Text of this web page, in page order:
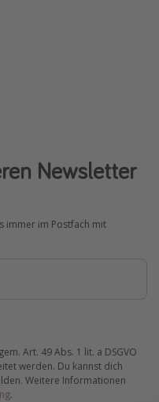
Newsletter
immer im Postfach mit
Art. 49 Abs. 1 lit. a DSGVO
werden. Du kannst dich
Weitere Informationen
.